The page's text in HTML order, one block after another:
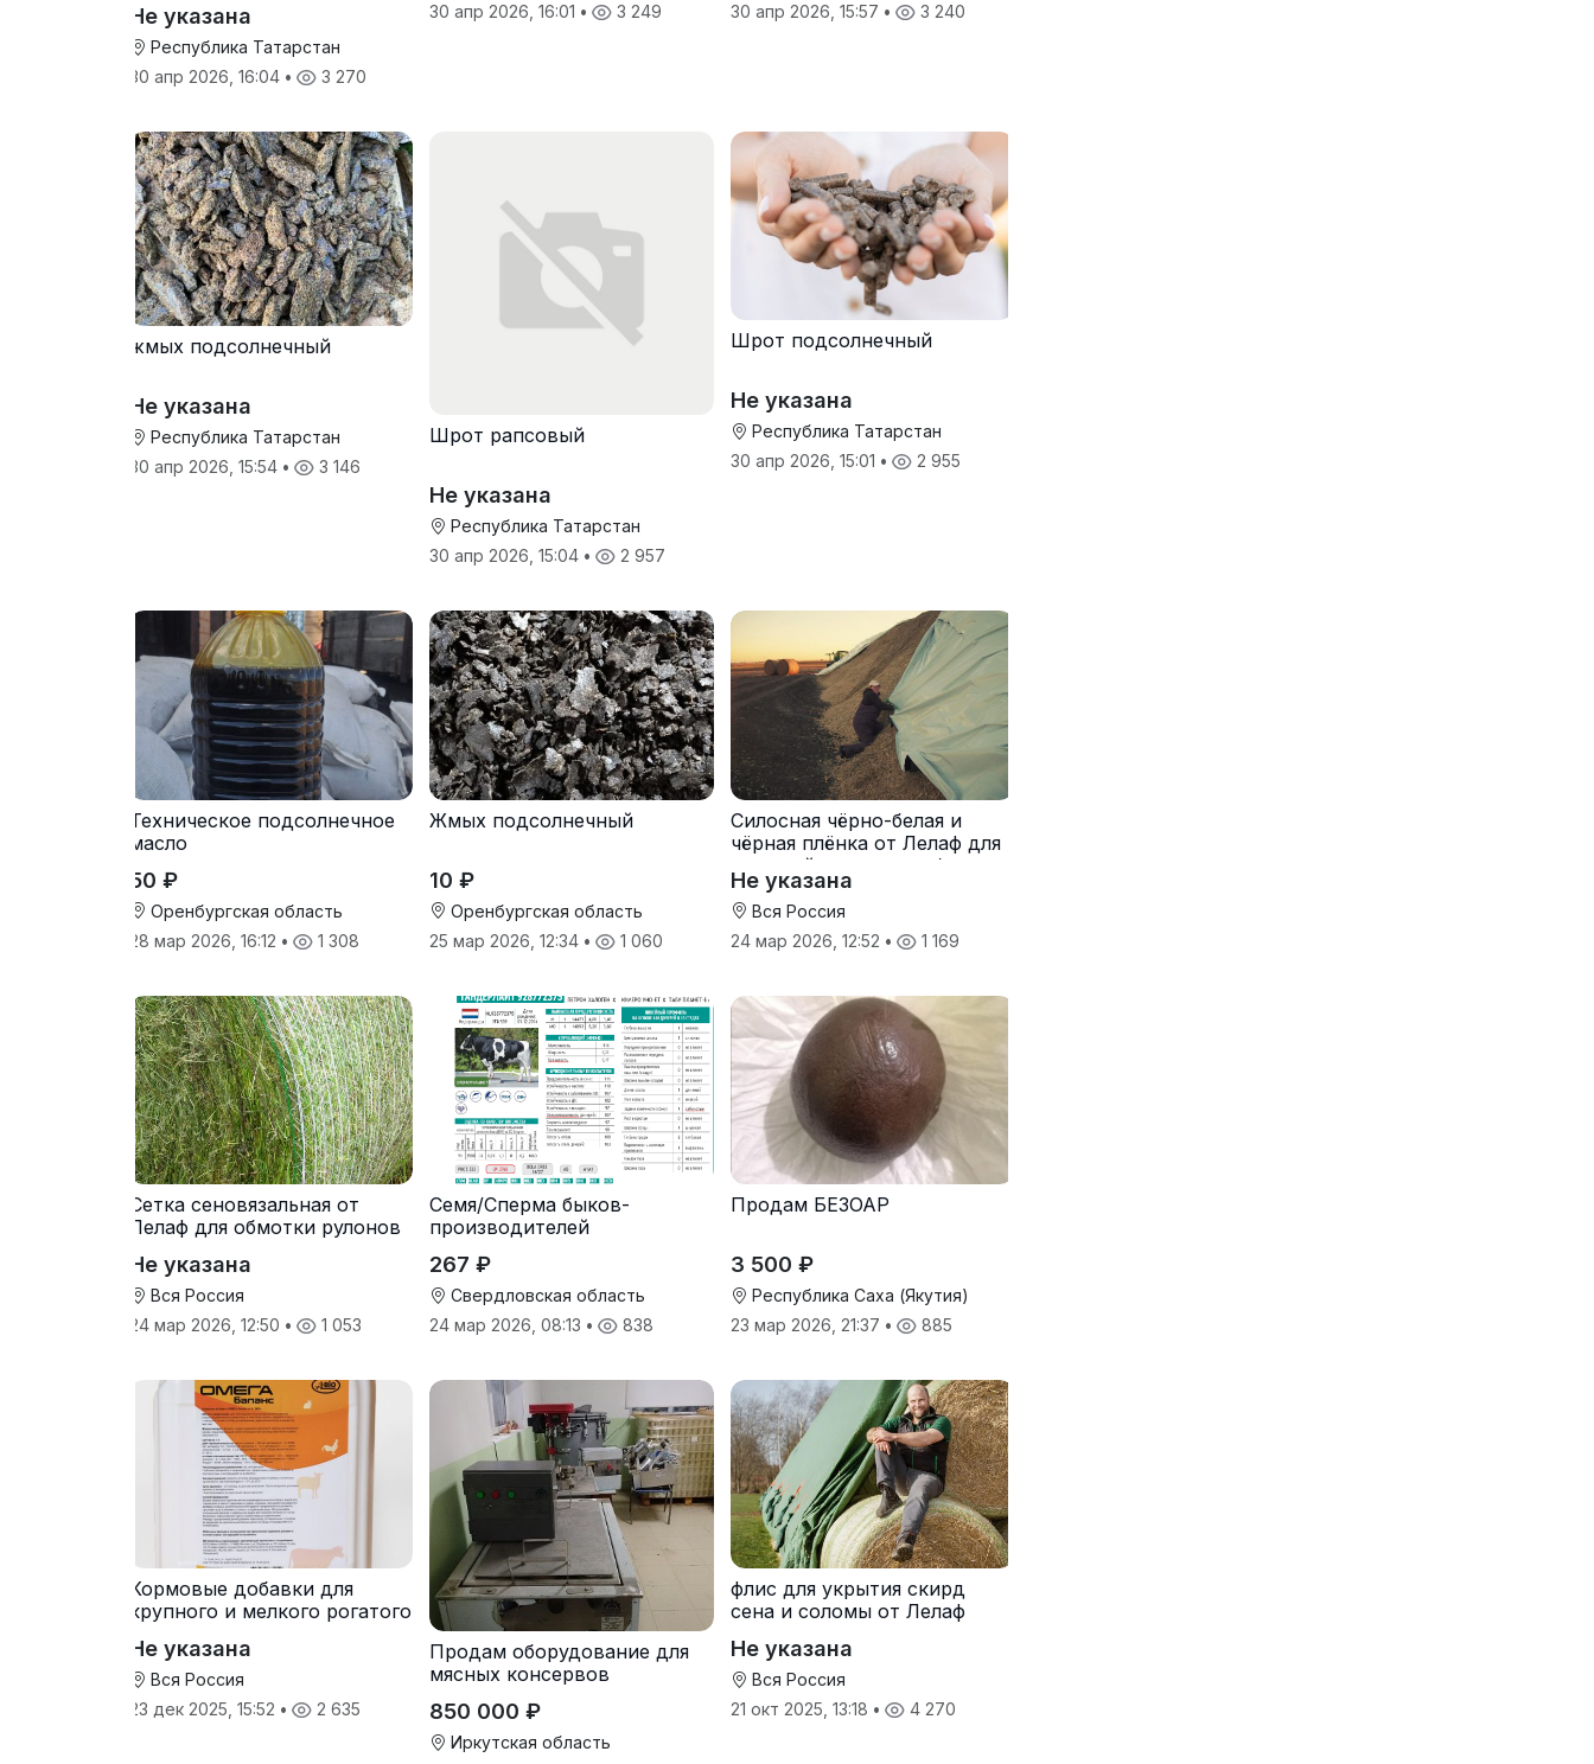
Не указана
Республика Татарстан
30 апр 2026, 16:04 • 3 270
30 апр 2026, 16:01 • 3 249
30 апр 2026, 15:57 • 3 240
жмых подсолнечный
Не указана
Республика Татарстан
30 апр 2026, 15:54 • 3 146
Шрот рапсовый
Не указана
Республика Татарстан
30 апр 2026, 15:04 • 2 957
Шрот подсолнечный
Не указана
Республика Татарстан
30 апр 2026, 15:01 • 2 955
Техническое подсолнечное
масло
50 ₽
Оренбургская область
28 мар 2026, 16:12 • 1 308
Жмых подсолнечный
10 ₽
Оренбургская область
25 мар 2026, 12:34 • 1 060
Силосная чёрно-белая и
чёрная плёнка от Лелаф для
траншей и ям силоса/сенажа
Не указана
Вся Россия
24 мар 2026, 12:52 • 1 169
Сетка сеновязальная от
Лелаф для обмотки рулонов
Не указана
Вся Россия
24 мар 2026, 12:50 • 1 053
Семя/Сперма быков-
производителей
267 ₽
Свердловская область
24 мар 2026, 08:13 • 838
Продам БЕЗОАР
3 500 ₽
Республика Саха (Якутия)
23 мар 2026, 21:37 • 885
Кормовые добавки для
крупного и мелкого рогатого
Не указана
Вся Россия
23 дек 2025, 15:52 • 2 635
Продам оборудование для
мясных консервов
850 000 ₽
Иркутская область
флис для укрытия скирд
сена и соломы от Лелаф
Не указана
Вся Россия
21 окт 2025, 13:18 • 4 270